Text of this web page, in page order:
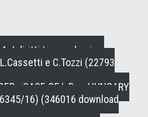
, I diritti tra pandemia e
e C.Tozzi (22793
- CASE OF L.B. v. HUNGARY
16) (346016 download